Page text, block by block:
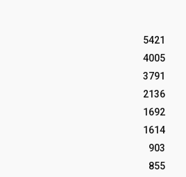
5421
4005
3791
2136
1692
1614
903
855